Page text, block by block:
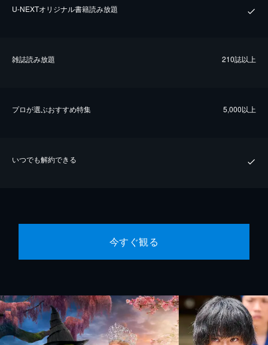
U-NEXTオリジナル書籍読み放題
雑誌読み放題 210誌以上
プロが選ぶおすすめ特集 5,000以上
いつでも解約できる
今すぐ観る